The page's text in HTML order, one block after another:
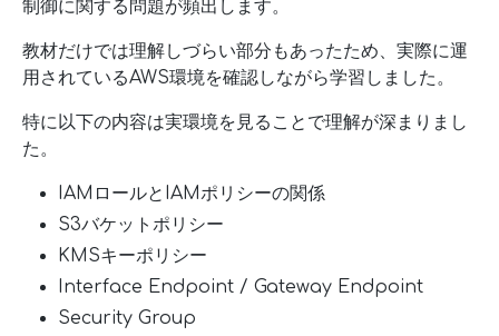
制御に関する問題が頻出します。
教材だけでは理解しづらい部分もあったため、実際に運
用されているAWS環境を確認しながら学習しました。
特に以下の内容は実環境を見ることで理解が深まりまし
た。
IAMロールとIAMポリシーの関係
S3バケットポリシー
KMSキーポリシー
Interface Endpoint / Gateway Endpoint
Security Group